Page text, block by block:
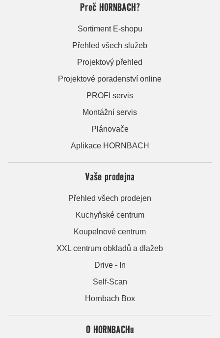
Proč HORNBACH?
Sortiment E-shopu
Přehled všech služeb
Projektový přehled
Projektové poradenství online
PROFI servis
Montážní servis
Plánovače
Aplikace HORNBACH
Vaše prodejna
Přehled všech prodejen
Kuchyňské centrum
Koupelnové centrum
XXL centrum obkladů a dlažeb
Drive - In
Self-Scan
Hornbach Box
O HORNBACHu